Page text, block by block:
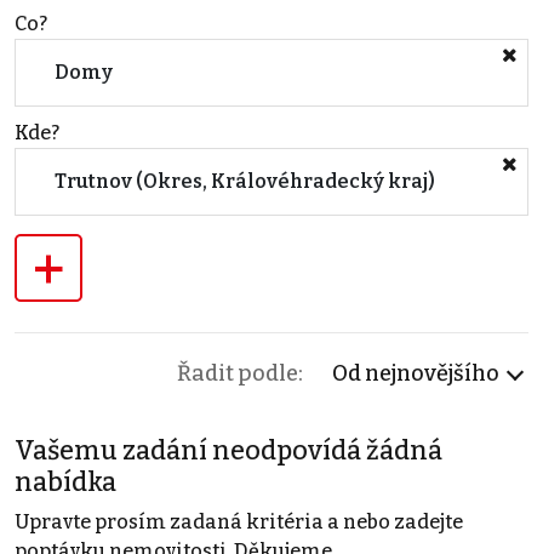
Co?
Domy
Kde?
Trutnov (Okres, Královéhradecký kraj)
+
Řadit podle: Od nejnovějšího
Vašemu zadání neodpovídá žádná
nabídka
Upravte prosím zadaná kritéria a nebo zadejte